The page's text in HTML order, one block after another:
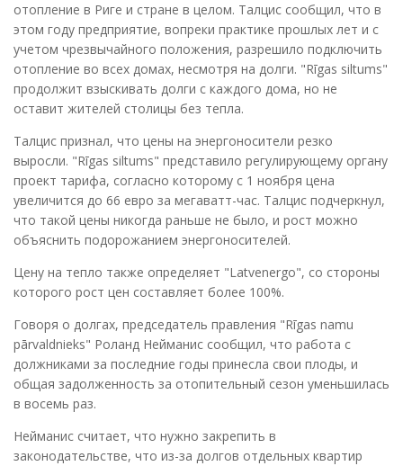
отопление в Риге и стране в целом. Талцис сообщил, что в
этом году предприятие, вопреки практике прошлых лет и с
учетом чрезвычайного положения, разрешило подключить
отопление во всех домах, несмотря на долги. "Rīgas siltums"
продолжит взыскивать долги с каждого дома, но не
оставит жителей столицы без тепла.
Талцис признал, что цены на энергоносители резко
выросли. "Rīgas siltums" представило регулирующему органу
проект тарифа, согласно которому с 1 ноября цена
увеличится до 66 евро за мегаватт-час. Талцис подчеркнул,
что такой цены никогда раньше не было, и рост можно
объяснить подорожанием энергоносителей.
Цену на тепло также определяет "Latvenergo", со стороны
которого рост цен составляет более 100%.
Говоря о долгах, председатель правления "Rīgas namu
pārvaldnieks" Роланд Нейманис сообщил, что работа с
должниками за последние годы принесла свои плоды, и
общая задолженность за отопительный сезон уменьшилась
в восемь раз.
Нейманис считает, что нужно закрепить в
законодательстве, что из-за долгов отдельных квартир